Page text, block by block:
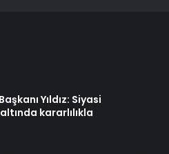
Yıldız: Siyasi
kararlılıkla